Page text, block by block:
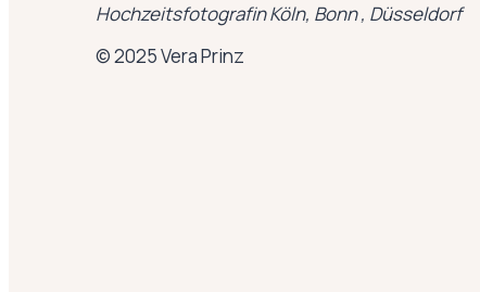
Hochzeitsfotografin Köln, Bonn , Düsseldorf
© 2025 Vera Prinz